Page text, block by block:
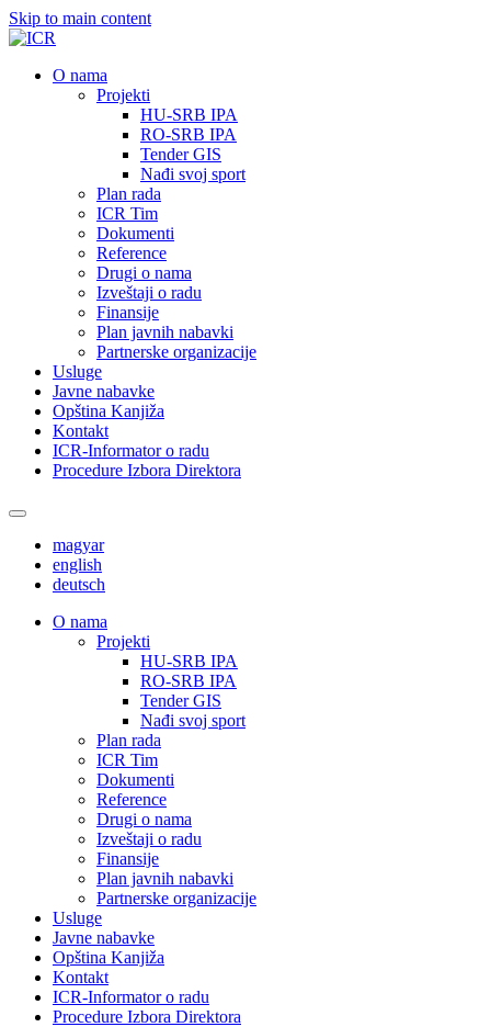
Skip to main content
О nama
Projekti
HU-SRB IPA
RO-SRB IPA
Tender GIS
Nađi svoj sport
Plan rada
ICR Tim
Dokumenti
Reference
Drugi o nama
Izveštaji o radu
Finansije
Plan javnih nabavki
Partnerske organizacije
Usluge
Javne nabavke
Opština Kanjiža
Kontakt
ICR-Informator o radu
Procedure Izbora Direktora
magyar
english
deutsch
О nama
Projekti
HU-SRB IPA
RO-SRB IPA
Tender GIS
Nađi svoj sport
Plan rada
ICR Tim
Dokumenti
Reference
Drugi o nama
Izveštaji o radu
Finansije
Plan javnih nabavki
Partnerske organizacije
Usluge
Javne nabavke
Opština Kanjiža
Kontakt
ICR-Informator o radu
Procedure Izbora Direktora